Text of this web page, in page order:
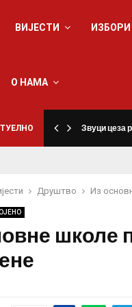
ВИЈЕСТИ ИЗБОРИ
О НАМА
Звуци цеза
Друштво Из
школе